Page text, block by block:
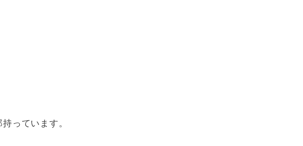
っています。